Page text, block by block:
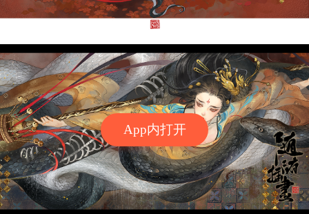
App内打开